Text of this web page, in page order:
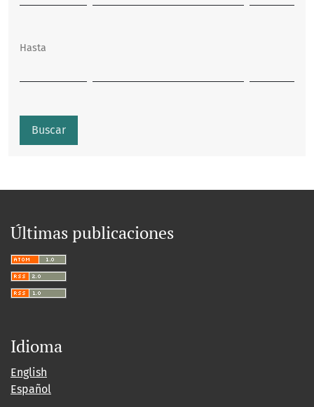
Hasta
Buscar
Últimas publicaciones
Idioma
English
Español